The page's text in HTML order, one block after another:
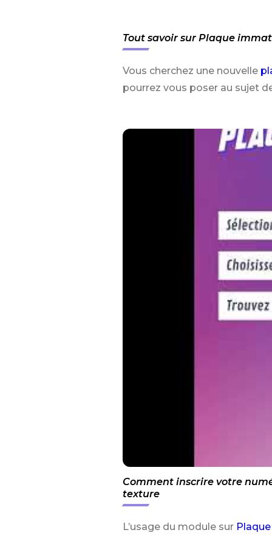
Tout savoir sur Plaque
Vous cherchez une nouvelle
pourrez vous poser au sujet
Comment inscrire votre
texture
L’usage du module sur